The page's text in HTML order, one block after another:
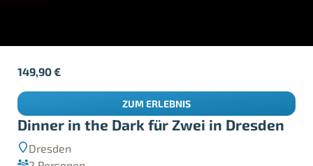
Dinner in the Dark für Zwei in Dresden
Dresden
149,90€
ZUM ERLEBNIS